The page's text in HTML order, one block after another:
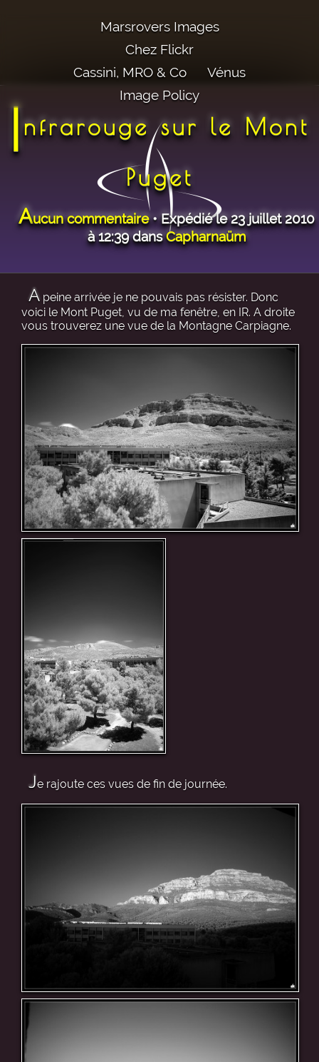
Marsrovers Images
Chez Flickr
Cassini, MRO & Co
Vénus
Image Policy
Infrarouge sur le Mont
Puget
Aucun commentaire• Expédié le 23 juillet 2010
à 12:39 dansCapharnaüm
A peine arrivée je ne pouvais pas résister. Donc
voici le Mont Puget, vu de ma fenêtre, en IR. A droite
vous trouverez une vue de la Montagne Carpiagne.
Je rajoute ces vues de fin de journée.